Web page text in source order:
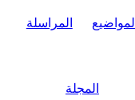
المراسلة المواضيع
المجلة